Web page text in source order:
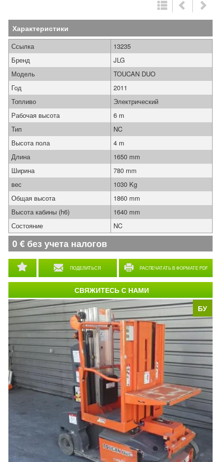
БУ
Характеристики
ПОДЕЛИТЬСЯ РАСПЕЧАТАТЬ В ФОРМАТЕ PDF
Ссылка
13235
Бренд
JLG
Модель
TOUCAN DUO
Год
2011
Топливо
Электрический
Рабочая высота
6 m
Тип
NC
Высота пола
4 m
Длина
1650 mm
Ширина
780 mm
вес
1030 Kg
Общая высота
1860 mm
Высота кабины (h6)
1640 mm
Состояние
NC
0€ без учета налогов
СВЯЖИТЕСЬ С НАМИ